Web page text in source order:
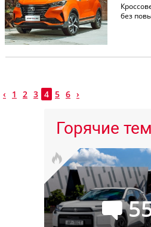
без
‹ 1 2 3 4 5 6 ›
Горячие